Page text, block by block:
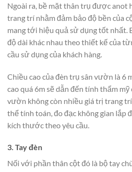
Ngoài ra, bề mặt thân trụ được anot
trang trí nhằm đảm bảo độ bền của
mang tới hiệu quả sử dụng tốt nhất.
độ dài khác nhau theo thiết kế của
cầu sử dụng của khách hàng.
Chiều cao của đèn trụ sân vườn là 6
cao quá 6m sẽ dẫn đến tính thẩm mỹ
vườn không còn nhiều giá trị trang trí
thể tính toán, đo đạc không gian lắp
kích thước theo yêu cầu.
3. Tay đèn
Nối với phần thân cột đó là bộ tay